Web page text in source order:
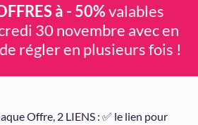
à - 50%valables
30 novembre avec en
régler en plusieurs fois !
Offre, 2 LIENS : ✅ le lien pour